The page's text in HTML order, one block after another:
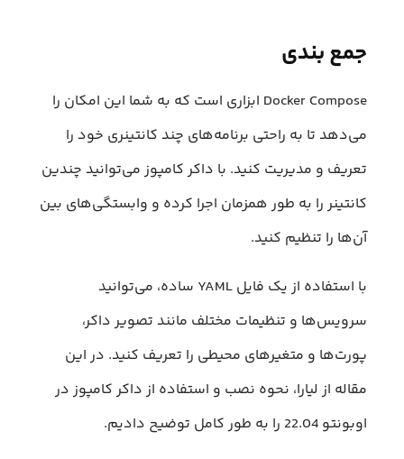
جمع بندی
Docker Compose ابزاری است که به شما این امکان را
می‌دهد تا به راحتی برنامه‌های چند کانتینری خود را
تعریف و مدیریت کنید. با داکر کامپوز می‌توانید چندین
کانتینر را به طور همزمان اجرا کرده و وابستگی‌های بین
آن‌ها را تنظیم کنید.
با استفاده از یک فایل YAML ساده، می‌توانید
سرویس‌ها و تنظیمات مختلف مانند تصویر داکر،
پورت‌ها و متغیرهای محیطی را تعریف کنید. در این
مقاله از لیارا، نحوه نصب و استفاده از داکر کامپوز در
اوبونتو 22.04 را به طور کامل توضیح دادیم.